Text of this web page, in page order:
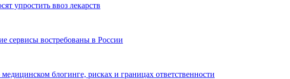
упростить ввоз лекарств
сервисы востребованы в России
блогинге, рисках и границах ответственности